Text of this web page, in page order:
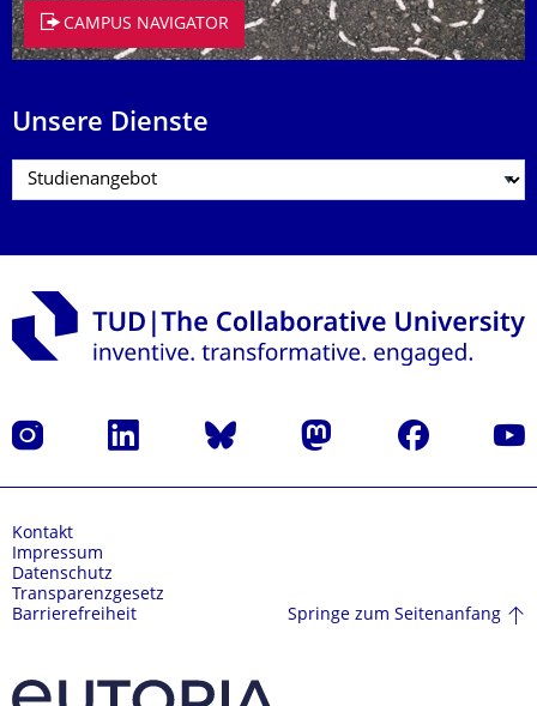
CAMPUS NAVIGATOR
Unsere Dienste
Instagram LinkedIn Bluesky Mastodon Facebook
Kontakt
Impressum
Datenschutz
Transparenzgesetz
Barrierefreiheit
Springe zum Seitenanfang